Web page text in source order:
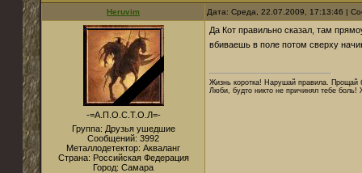
Heruvim Дата: Среда, 22.07.2009, 17:13:46 |
-=А.П.О.С.Т.О.Л=-
Группа: Друзья ушедшие
Сообщений: 3992
Металлодетектор: Акваланг
Страна: Российская Федерация
Город: Самара
Да Кот правильно сказал, там
вбиваешь в поле потом сверху
Жизнь коротка! Нарушай правила. Прощай
Люби, будто никто не причинял тебе